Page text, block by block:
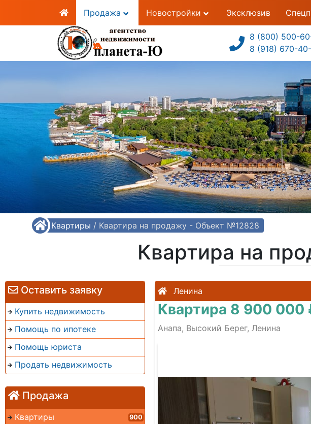
Продажа Новостройки Эксклюзив
8 (800) 500-
8 (918) 670-
/ Квартиры / Квартира на продажу - Объект №12828
Квартира на
Оставить заявку
Купить недвижимость
Помощь по ипотеке
Помощь юриста
Продать недвижимость
Продажа
Квартиры 900
Ленина
Квартира 8 900 000
Анапа, Высокий Берег, Ленина